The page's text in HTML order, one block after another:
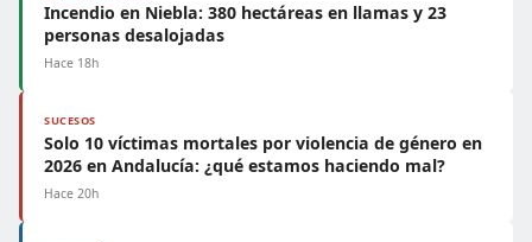
Incendio en Niebla: 380 hectáreas en llamas y 23
personas desalojadas
Hace 18h
SUCESOS
Solo 10 víctimas mortales por violencia de género en
2026 en Andalucía: ¿qué estamos haciendo mal?
Hace 20h